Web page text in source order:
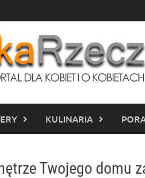
KULINARIA
Twojego domu